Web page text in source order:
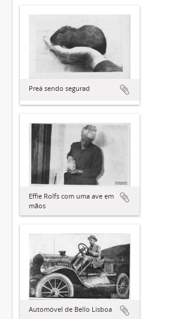
Preá sendo segurad
Effie Rolfs com uma ave em
mãos
Automóvel de Bello Lisboa